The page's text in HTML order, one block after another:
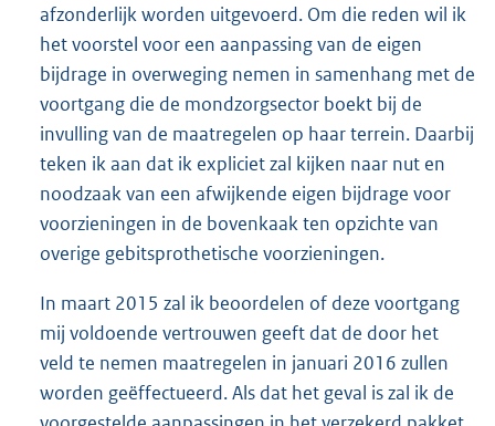
afzonderlijk worden uitgevoerd. Om die reden wil ik
het voorstel voor een aanpassing van de eigen
bijdrage in overweging nemen in samenhang met de
voortgang die de mondzorgsector boekt bij de
invulling van de maatregelen op haar terrein. Daarbij
teken ik aan dat ik expliciet zal kijken naar nut en
noodzaak van een afwijkende eigen bijdrage voor
voorzieningen in de bovenkaak ten opzichte van
overige gebitsprothetische voorzieningen.
In maart 2015 zal ik beoordelen of deze voortgang
mij voldoende vertrouwen geeft dat de door het
veld te nemen maatregelen in januari 2016 zullen
worden geëffectueerd. Als dat het geval is zal ik de